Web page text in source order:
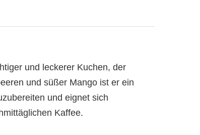
und leckerer Kuchen, der
und süßer Mango ist er ein
und eignet sich
Kaffee.